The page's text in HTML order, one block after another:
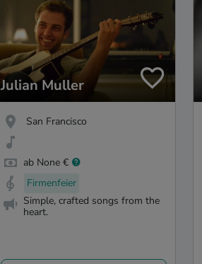
Julian Muller
San Francisco
ab None €
Firmenfeier
Simple, crafted songs from the
heart.